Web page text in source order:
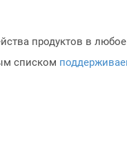
продуктов в любое
списком